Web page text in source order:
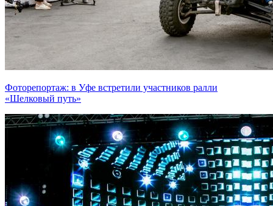
Фоторепортаж: в Уфе встретили участников ралли
«Шелковый путь»